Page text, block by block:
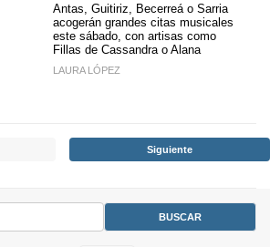
Antas, Guitiriz, Becerreá o Sarria
acogerán grandes citas musicales
este sábado, con artisas como
Fillas de Cassandra o Alana
LAURA LÓPEZ
Siguiente